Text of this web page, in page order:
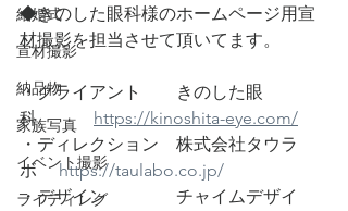
結婚式
宣材撮影
納品物
家族写真
イベント撮影
ライティング
◆きのした眼科様のホームページ用宣
材撮影を担当させて頂いてます。
・クライアント　　きのした眼
科 https://kinoshita-eye.com/
・ディレクション　株式会社タウラ
ボ https://taulabo.co.jp/
・デザイン　　　　チャイムデザイ